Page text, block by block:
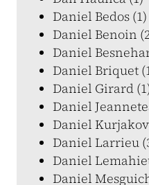
Daniel Bedos (1)
Daniel Benoin
Daniel
Daniel Briquet
Daniel Girard
Daniel
Daniel
Daniel Larrieu
Daniel
Daniel